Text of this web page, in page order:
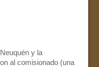
y la
al comisionado (una